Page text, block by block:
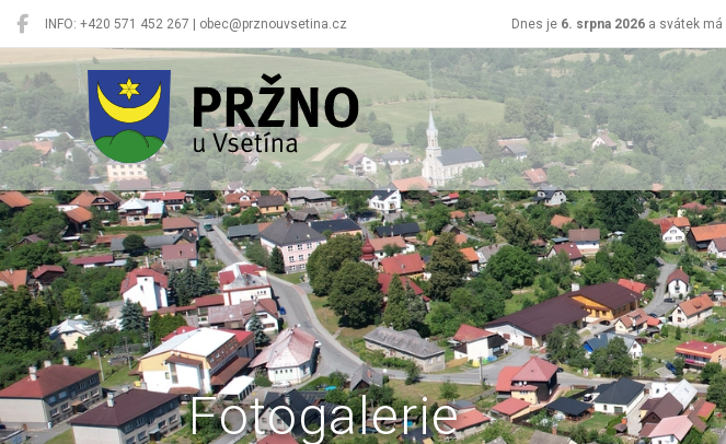
INFO: +420 571 452 267 | obec@prznouvsetina.cz Dnes je 6. srpna 2026a svátek má
Pržno
Fotogalerie